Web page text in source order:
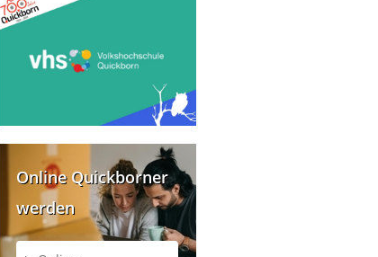
Online Quickborner
werden